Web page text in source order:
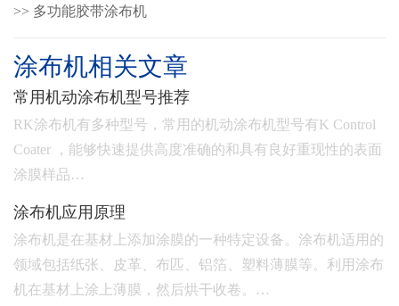
>> 多功能胶带涂布机
涂布机相关文章
常用机动涂布机型号推荐
RK涂布机有多种型号，常用的机动涂布机型号有K Control
Coater ，能够快速提供高度准确的和具有良好重现性的表面
涂膜样品…
涂布机应用原理
涂布机是在基材上添加涂膜的一种特定设备。涂布机适用的
领域包括纸张、皮革、布匹、铝箔、塑料薄膜等。利用涂布
机在基材上涂上薄膜，然后烘干收卷。…